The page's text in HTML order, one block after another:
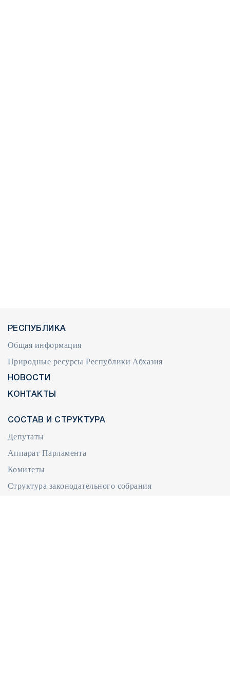
РЕСПУБЛИКА
Общая информация
Природные ресурсы Республики Абхазия
НОВОСТИ
КОНТАКТЫ
СОСТАВ И СТРУКТУРА
Депутаты
Аппарат Парламента
Комитеты
Структура законодательного собрания